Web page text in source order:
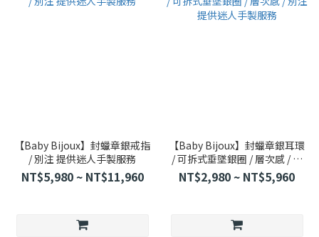
【Baby Bijoux】封蠟章銀戒指
/ 別注 提供迷人手製服務
NT$5,980 ~ NT$11,960
【Baby Bijoux】封蠟章銀耳環
/ 可拆式垂墜銀圈 / 層次感 / 別
注 提供迷人手製服務
NT$2,980 ~ NT$5,960